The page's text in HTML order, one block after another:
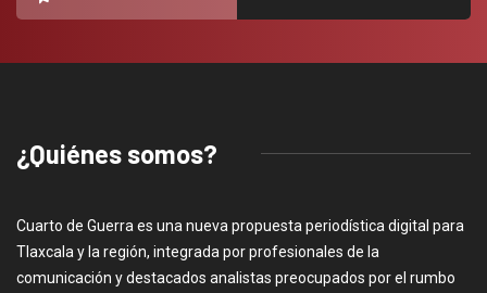
¿Quiénes somos?
Cuarto de Guerra es una nueva propuesta periodística digital para
Tlaxcala y la región, integrada por profesionales de la
comunicación y destacados analistas preocupados por el rumbo